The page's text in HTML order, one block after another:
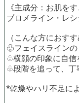
《主成分：お肌を
ブロメライン・レ
（こんな方におすす
♧フェイスラインの
♧横顔の印象に自信
♧段階を追って、丁
*乾燥やハリ不足に